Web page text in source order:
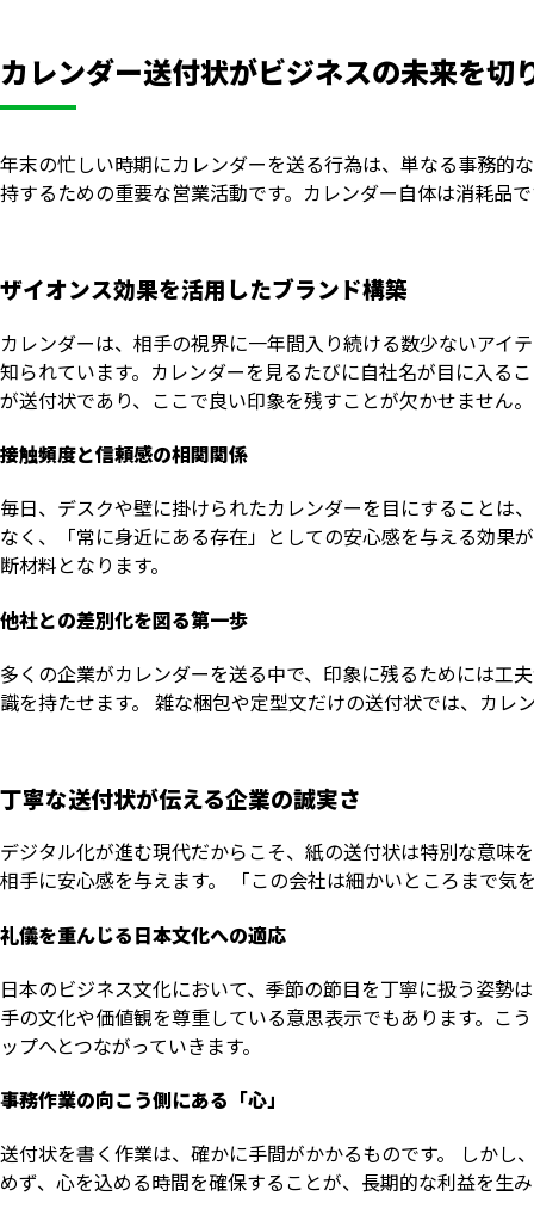
カレンダー送付状がビジネスの未来を切
年末の忙しい時期にカレンダーを送る行為は、単なる事務的
持するための重要な営業活動です。カレンダー自体は消耗品
ザイオンス効果を活用したブランド構築
カレンダーは、相手の視界に一年間入り続ける数少ないアイ
知られています。カレンダーを見るたびに自社名が目に入る
が送付状であり、ここで良い印象を残すことが欠かせません。
接触頻度と信頼感の相関関係
毎日、デスクや壁に掛けられたカレンダーを目にすることは
なく、「常に身近にある存在」としての安心感を与える効果
断材料となります。
他社との差別化を図る第一歩
多くの企業がカレンダーを送る中で、印象に残るためには工
識を持たせます。 雑な梱包や定型文だけの送付状では、カレ
丁寧な送付状が伝える企業の誠実さ
デジタル化が進む現代だからこそ、紙の送付状は特別な意味
相手に安心感を与えます。 「この会社は細かいところまで
礼儀を重んじる日本文化への適応
日本のビジネス文化において、季節の節目を丁寧に扱う姿勢
手の文化や価値観を尊重している意思表示でもあります。こ
ップへとつながっていきます。
事務作業の向こう側にある「心」
送付状を書く作業は、確かに手間がかかるものです。 しか
めず、心を込める時間を確保することが、長期的な利益を生